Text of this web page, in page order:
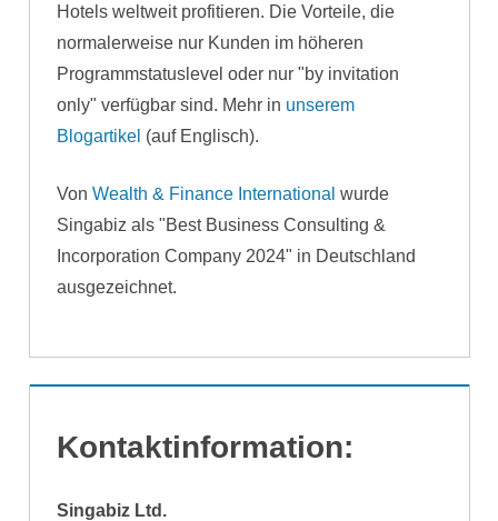
Hotels weltweit profitieren. Die Vorteile, die
normalerweise nur Kunden im höheren
Programmstatuslevel oder nur "by invitation
only" verfügbar sind. Mehr in unserem
Blogartikel (auf Englisch).
Von Wealth & Finance International wurde
Singabiz als "Best Business Consulting &
Incorporation Company 2024" in Deutschland
ausgezeichnet.
Kontaktinformation:
Singabiz Ltd.